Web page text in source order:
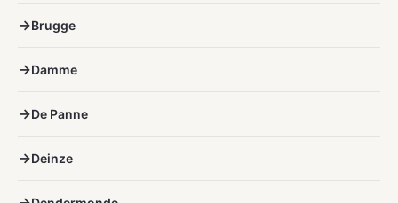
Brugge
Damme
De Panne
Deinze